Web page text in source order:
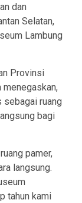
dan
Selatan,
Lambung
Provinsi
menegaskan,
ruang
bagi
pamer,
langsung.
tahun kami